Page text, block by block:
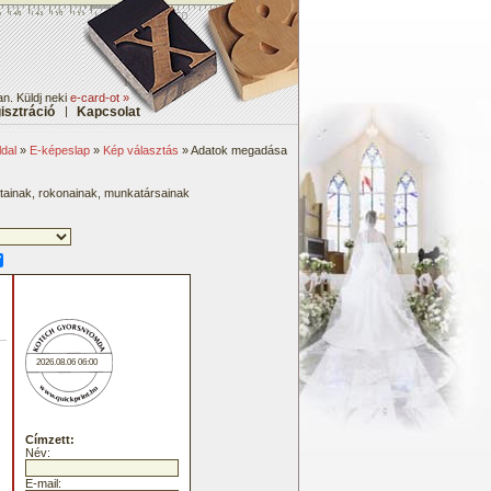
Küldj nekie-card-ot »
| Kapcsolat
» E-képeslap » Kép választás » Adatok megadása
rokonainak, munkatársainak
2026.08.06 06:00
Címzett:
Név:
E-mail: